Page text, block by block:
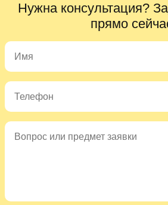
Нужна консультация?
прямо